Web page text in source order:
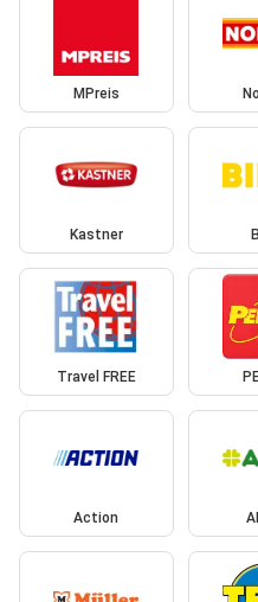
MPreis
Kastner
Travel FREE
Action